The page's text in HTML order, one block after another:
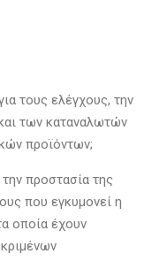
τους ελέγχους, την
των καταναλωτών
προϊόντων;
προστασία της
που εγκυμονεί η
οποία έχουν